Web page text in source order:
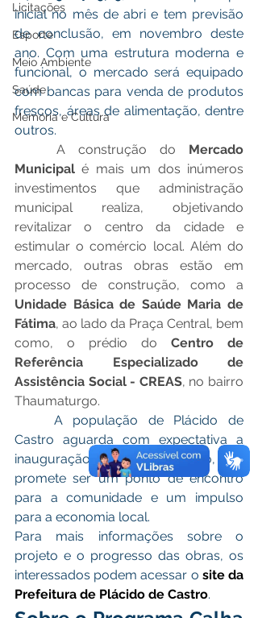
Licitações
Esporte
Meio Ambiente
Saúde
Memória e Cultura
inicial no mês de abri e tem previsão
de conclusão, em novembro deste
ano. Com uma estrutura moderna e
funcional, o mercado será equipado
com bancas para venda de produtos
frescos, áreas de alimentação, dentre
outros.
	A construção do
Mercado
Municipal é mais um dos inúmeros
investimentos que administração
municipal realiza, objetivando
revitalizar o centro da cidade e
estimular o comércio local. Além do
mercado, outras obras estão em
Unidade Básica de Saúde Maria de
Fátima, ao lado da Praça Central, bem
como, o prédio do Centro de
Referência Especializado de
Assistência Social - CREAS, no bairro
Thaumaturgo.
Castro aguarda com expectativa a
inauguração deste novo espaço, que
promete ser um ponto de encontro
para a comunidade e um impulso
para a economia local.
Para mais informações sobre o
projeto e o progresso das obras, os
interessados podem acessar o site da
Prefeitura de Plácido de Castro.